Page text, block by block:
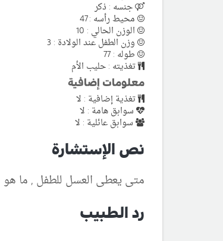
جنسه : ذكر
محيط رأسه : 47
الوزن الحالي : 10
وزن الطفل عند الولادة : 3
طوله : 77
تغذيته : حليب الأم
معلومات إضافية
تغذية إضافية : لا
سوابق هامة : لا
سوابق عائلية : لا
نص الإستشارة
متى يعطى العسل للطفل , ما
رد الطبيب